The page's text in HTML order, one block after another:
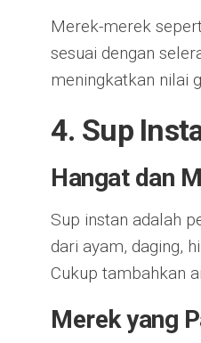
Merek-merek
sesuai dengan
meningkatkan nilai
4. Sup
Hangat dan
Sup instan adalah
dari ayam, daging,
Cukup tambahkan
Merek yang